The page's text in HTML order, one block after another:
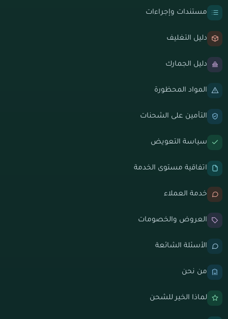
مستندات وإجراءات
دليل التغليف
دليل الجمارك
المواد المحظورة
التأمين على الشحنات
سياسة التعويض
اتفاقية مستوى الخدمة
خدمة العملاء
العروض والخصومات
الأسئلة الشائعة
من نحن
لماذا الخير للشحن